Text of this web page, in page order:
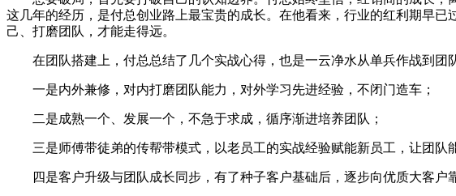
这几年的经历，是付总创业路上最宝贵的成长。在他看来，行业的红利期早
己、打磨团队，才能走得远。
在团队搭建上，付总总结了几个实战心得，也是一云净水从单兵作战到团
一是内外兼修，对内打磨团队能力，对外学习先进经验，不闭门造车；
二是成熟一个、发展一个，不急于求成，循序渐进培养团队；
三是师傅带徒弟的传帮带模式，以老员工的实战经验赋能新员工，让团队
四是客户升级与团队成长同步，有了种子客户基础后，逐步向优质大客户